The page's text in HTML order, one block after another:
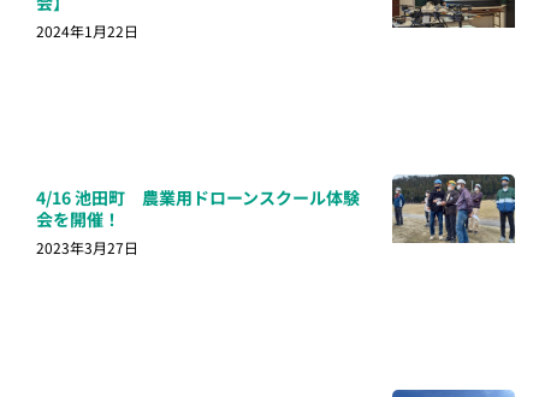
2024年1月22日
4/16 池田町 農業用ドローンスクール体験
会を開催！
2023年3月27日